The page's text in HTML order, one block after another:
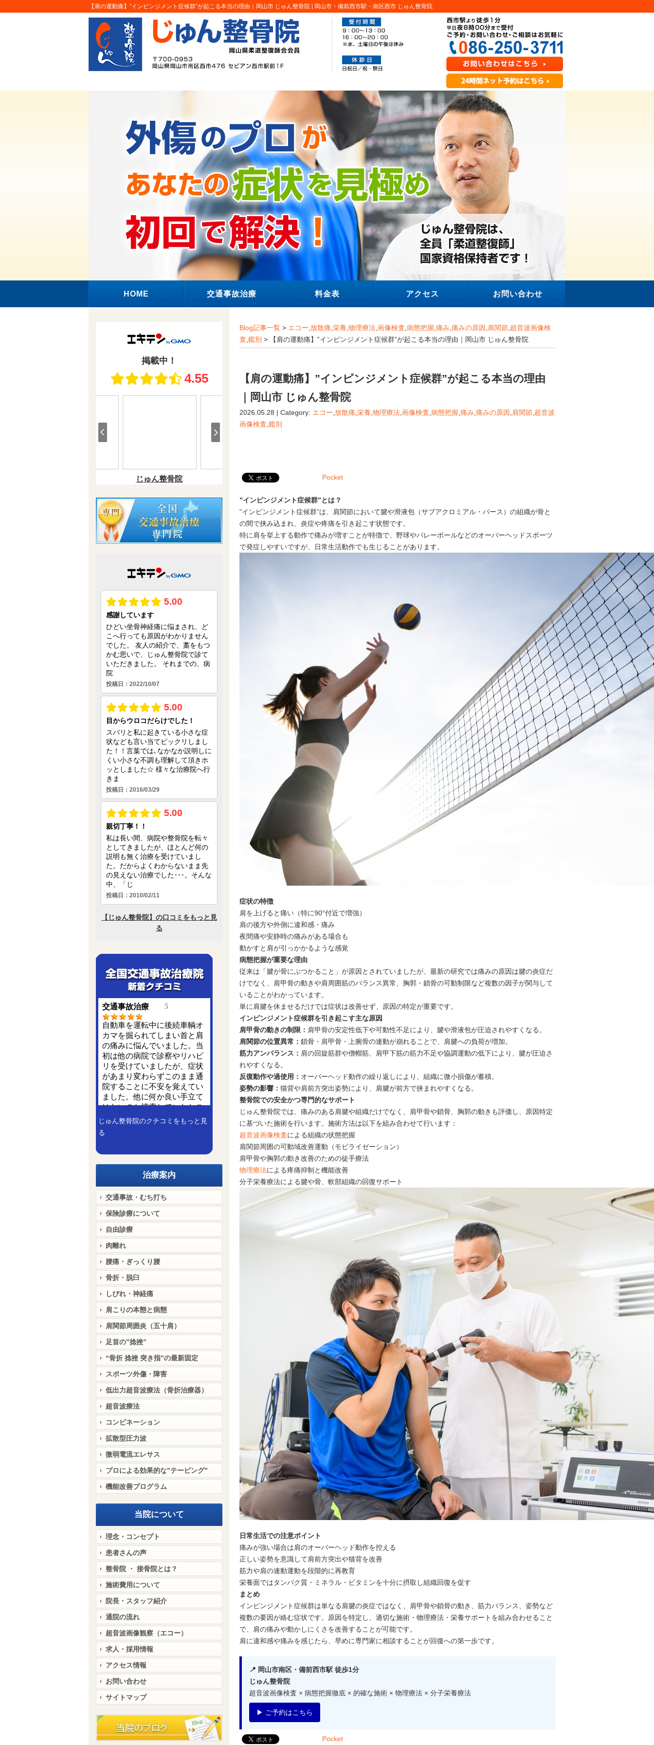
【肩の運動痛】”インピンジメント症候群”が起こる本当の理由｜岡山市 じゅん整骨院 | 岡山市・備前西市駅・南区西市 じゅん整骨院
HOME 交通事故治療 料金表 アクセス お問い合わせ
Blog記事一覧 > エコー 放散痛 栄養 物理療法 画像検査 病態把握 痛み 痛みの原因 肩関節 超音波画像検
査 鑑別 > 【肩の運動痛】”インピンジメント症候群”が起こる本当の理由｜岡山市 じゅん整骨院
【肩の運動痛】”インピンジメント症候群”が起こる本当の理由
｜岡山市 じゅん整骨院
2026.05.28 | Category: エコー 放散痛 栄養 物理療法 画像検査 病態把握 痛み 痛みの原因 肩関節 超音波
画像検査 鑑別
Pocket
”インピンジメント症候群”とは？
”インピンジメント症候群”は、肩関節において腱や滑液包（サブアクロミアル・バース）の組織が骨と
の間で挟み込まれ、炎症や疼痛を引き起こす状態です。
特に肩を挙上する動作で痛みが増すことが特徴で、野球やバレーボールなどのオーバーヘッドスポーツ
で発症しやすいですが、日常生活動作でも生じることがあります。
症状の特徴
肩を上げると痛い（特に90°付近で増強）
肩の後方や外側に違和感・痛み
夜間痛や安静時の痛みがある場合も
動かすと肩が引っかかるような感覚
病態把握が重要な理由
従来は「腱が骨にぶつかること」が原因とされていましたが、最新の研究では痛みの原因は腱の炎症だ
けでなく、肩甲骨の動きや肩周囲筋のバランス異常、胸郭・鎖骨の可動制限など複数の因子が関与して
いることがわかっています。
単に肩腱を休ませるだけでは症状は改善せず、原因の特定が重要です。
インピンジメント症候群を引き起こす主な原因
肩甲骨の動きの制限： 肩甲骨の安定性低下や可動性不足により、腱や滑液包が圧迫されやすくなる。
肩関節の位置異常： 鎖骨・肩甲骨・上腕骨の連動が崩れることで、肩腱への負荷が増加。
筋力アンバランス： 肩の回旋筋群や僧帽筋、肩甲下筋の筋力不足や協調運動の低下により、腱が圧迫さ
れやすくなる。
反復動作や過使用： オーバーヘッド動作の繰り返しにより、組織に微小損傷が蓄積。
姿勢の影響： 猫背や肩前方突出姿勢により、肩腱が前方で挟まれやすくなる。
整骨院での安全かつ専門的なサポート
じゅん整骨院では、痛みのある肩腱や組織だけでなく、肩甲骨や鎖骨、胸郭の動きも評価し、原因特定
に基づいた施術を行います。施術方法は以下を組み合わせて行います：
超音波画像検査による組織の状態把握
肩関節周囲の可動域改善運動（モビライゼーション）
肩甲骨や胸郭の動き改善のための徒手療法
物理療法による疼痛抑制と機能改善
分子栄養療法による腱や骨、軟部組織の回復サポート
日常生活での注意ポイント
痛みが強い場合は肩のオーバーヘッド動作を控える
正しい姿勢を意識して肩前方突出や猫背を改善
筋力や肩の連動運動を段階的に再教育
栄養面ではタンパク質・ミネラル・ビタミンを十分に摂取し組織回復を促す
まとめ
インピンジメント症候群は単なる肩腱の炎症ではなく、肩甲骨や鎖骨の動き、筋力バランス、姿勢など
複数の要因が絡む症状です。原因を特定し、適切な施術・物理療法・栄養サポートを組み合わせること
で、肩の痛みや動かしにくさを改善することが可能です。
肩に違和感や痛みを感じたら、早めに専門家に相談することが回復への第一歩です。
📍 岡山市南区・備前西市駅 徒歩1分
じゅん整骨院
超音波画像検査 × 病態把握徹底 × 的確な施術 × 物理療法 × 分子栄養療法
▶ ご予約はこちら
Pocket
じゅん整骨院のクチコミをもっと見
る
治療案内
交通事故・むち打ち
保険診療について
自由診療
肉離れ
腰痛・ぎっくり腰
骨折・脱臼
しびれ・神経痛
肩こりの本態と病態
肩関節周囲炎（五十肩）
足首の”捻挫”
“骨折 捻挫 突き指”の最新固定
スポーツ外傷・障害
低出力超音波療法（骨折治療器）
超音波療法
コンビネーション
拡散型圧力波
微弱電流エレサス
プロによる効果的な”テーピング”
機能改善プログラム
当院について
理念・コンセプト
患者さんの声
整骨院 ・ 接骨院とは？
施術費用について
院長・スタッフ紹介
通院の流れ
超音波画像観察（エコー）
求人・採用情報
アクセス情報
お問い合わせ
サイトマップ